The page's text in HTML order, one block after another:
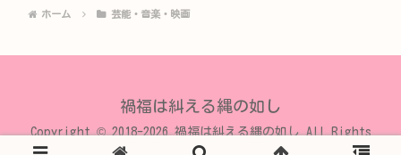
ホーム 芸能・音楽・映画
禍福は糾える縄の如し
Copyright © 2018-2026 禍福は糾える縄の如し All Rights